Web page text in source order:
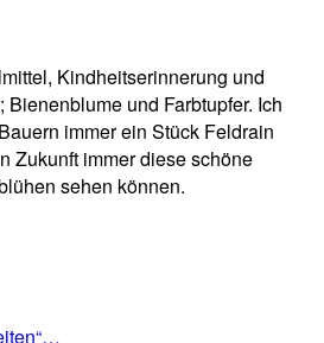
Kindheitserinnerung und
und Farbtupfer. Ich
immer ein Stück Feldrain
Zukunft immer diese schöne
sehen können.